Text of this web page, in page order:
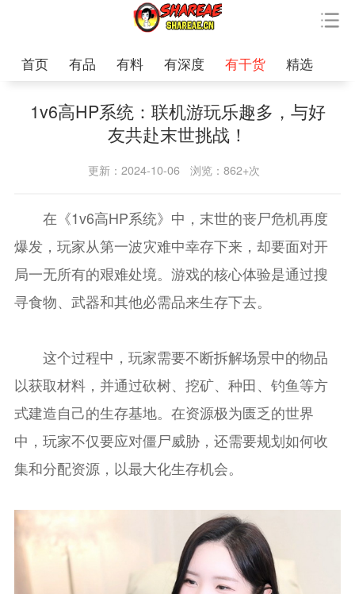
首页 有品 有料 有深度 有干货 精选
1v6高HP系统：联机游玩乐趣多，与好
友共赴末世挑战！
更新：2024-10-06 浏览：862+次
在《1v6高HP系统》中，末世的丧尸危机再度
爆发，玩家从第一波灾难中幸存下来，却要面对开
局一无所有的艰难处境。游戏的核心体验是通过搜
寻食物、武器和其他必需品来生存下去。
这个过程中，玩家需要不断拆解场景中的物品
以获取材料，并通过砍树、挖矿、种田、钓鱼等方
式建造自己的生存基地。在资源极为匮乏的世界
中，玩家不仅要应对僵尸威胁，还需要规划如何收
集和分配资源，以最大化生存机会。